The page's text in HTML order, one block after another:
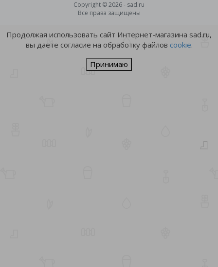
Copyright © 2026 - sad.ru
Все права защищены
Продолжая использовать сайт Интернет-магазина sad.ru,
вы даете согласие на обработку файлов cookie.
Принимаю